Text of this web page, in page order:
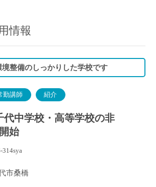
情報
整備のしっかりした学校です
勤講師 紹介
代中学校・高等学校の非
始
314sya
市桑橋